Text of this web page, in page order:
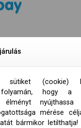
sütiket (cookie)
folyamán, hogy a
élményt nyújthassa
mérése
bármikor letilthatja!